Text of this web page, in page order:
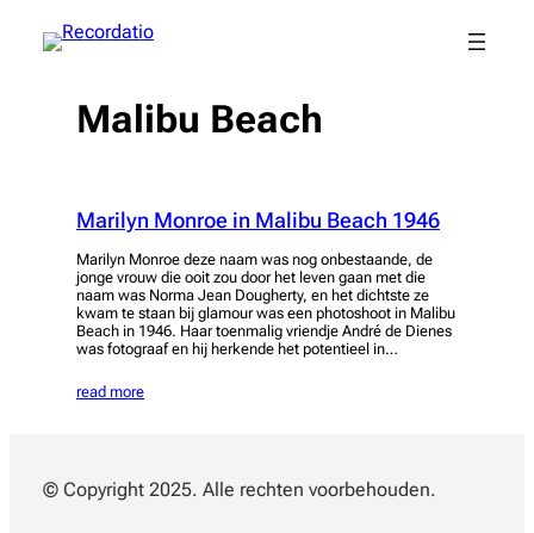
naar
Malibu Beach
Marilyn Monroe in Malibu Beach 1946
Marilyn Monroe deze naam was nog onbestaande, de
jonge vrouw die ooit zou door het leven gaan met die
naam was Norma Jean Dougherty, en het dichtste ze
kwam te staan bij glamour was een photoshoot in Malibu
Beach in 1946. Haar toenmalig vriendje André de Dienes
was fotograaf en hij herkende het potentieel in…
read more
© Copyright 2025. Alle rechten voorbehouden.